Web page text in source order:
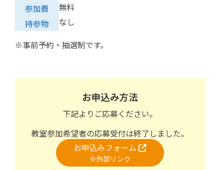
参加費
無料
持参物
なし
※事前予約・抽選制です。
お申込み方法
下記よりご応募ください。
教室参加希望者の応募受付は終了しました。
お申込みフォーム
※外部リンク